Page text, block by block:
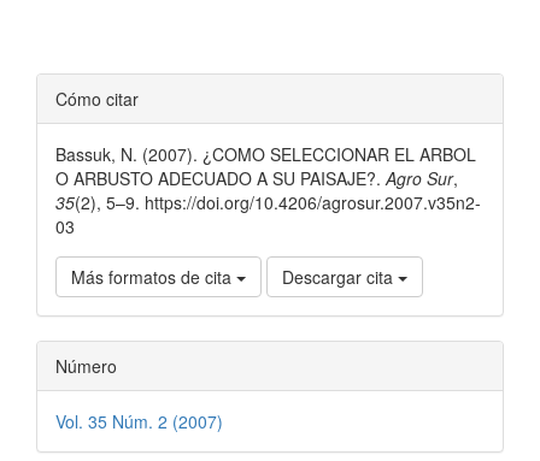
Detalles
del
artículo
Cómo citar
Bassuk, N. (2007). ¿COMO SELECCIONAR EL ARBOL
O ARBUSTO ADECUADO A SU PAISAJE?. Agro Sur,
35(2), 5–9. https://doi.org/10.4206/agrosur.2007.v35n2-
03
Más formatos de cita Descargar cita
Número
Vol. 35 Núm. 2 (2007)